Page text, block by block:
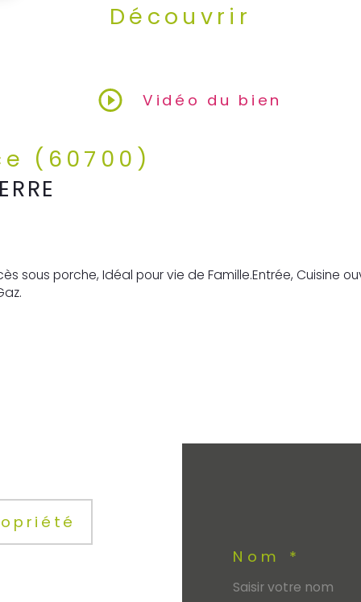
Découvrir
Vidéo du bien
(60700)
Nom *